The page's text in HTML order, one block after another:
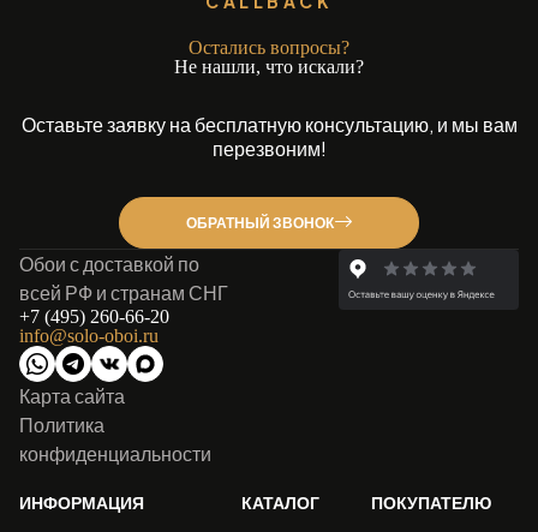
Остались вопросы?
Не нашли, что искали?
Оставьте заявку на бесплатную консультацию, и мы вам
перезвоним!
ОБРАТНЫЙ ЗВОНОК
Обои с доставкой по
всей РФ и странам СНГ
+7 (495) 260-66-20
info@solo-oboi.ru
Карта сайта
Политика
конфиденциальности
ИНФОРМАЦИЯ КАТАЛОГ ПОКУПАТЕЛЮ